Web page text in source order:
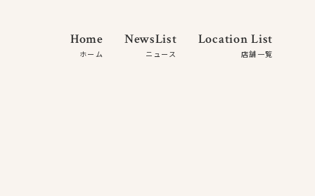
Home
ホーム
NewsList
ニュース
Location List
店舗一覧